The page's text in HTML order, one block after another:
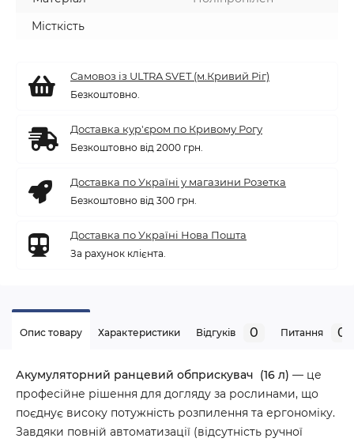
Місткість
Самовоз із ULTRA SVET (м.Кривий Ріг)
Безкоштовно.
Доставка кур'єром по Кривому Рогу
Безкоштовно від 2000 грн.
Доставка по Україні у магазини Розетка
Безкоштовно від 300 грн.
Доставка по Україні Нова Пошта
За рахунок клієнта.
Опис товару Характеристики Відгуків 0 Питання 0
Акумуляторний ранцевий обприскувач (16 л) — це
професійне рішення для догляду за рослинами, що
поєднує високу потужність розпилення та ергономіку.
Завдяки повній автоматизації (відсутність ручної